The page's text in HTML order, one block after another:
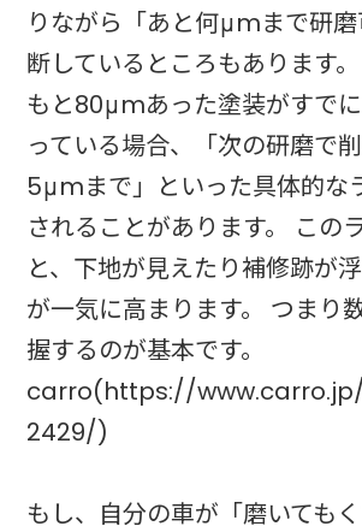
りながら「あと何μmまで研
断しているところもあります
もと80μmあった塗装がすで
っている場合、「次の研磨で
5μmまで」といった具体的な
されることがあります。 この
と、下地が見えたり補修跡が
が一気に高まります。 つまり
握するのが基本です。
carro(https://
2429/)
もし、自分の車が「磨いても